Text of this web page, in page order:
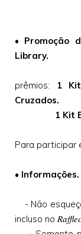
• Promoção
Library.
prêmios:
1
Cruzados.
1 Kit
Para participar
• Informações.
- Não
incluso no